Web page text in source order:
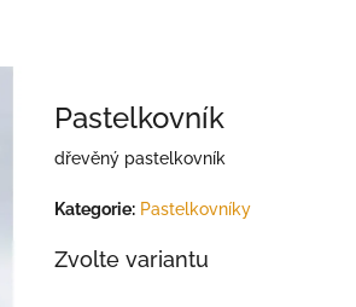
Pastelkovník
dřevěný pastelkovník
Kategorie: Pastelkovníky
Zvolte variantu